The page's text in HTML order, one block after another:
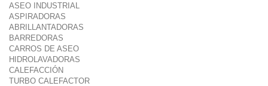
ASEO INDUSTRIAL
ASPIRADORAS
ABRILLANTADORAS
BARREDORAS
CARROS DE ASEO
HIDROLAVADORAS
CALEFACCIÓN
TURBO CALEFACTOR